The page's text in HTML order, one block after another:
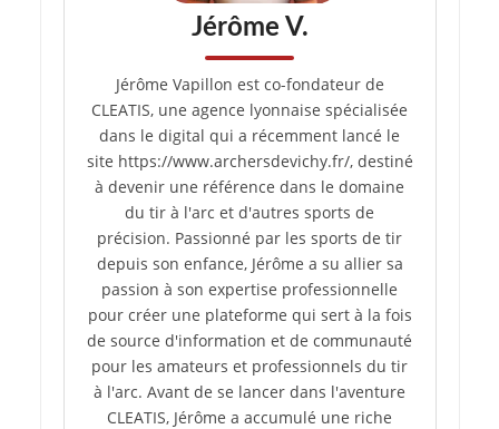
Jérôme V.
Jérôme Vapillon est co-fondateur de
CLEATIS, une agence lyonnaise spécialisée
dans le digital qui a récemment lancé le
site https://www.archersdevichy.fr/, destiné
à devenir une référence dans le domaine
du tir à l'arc et d'autres sports de
précision. Passionné par les sports de tir
depuis son enfance, Jérôme a su allier sa
passion à son expertise professionnelle
pour créer une plateforme qui sert à la fois
de source d'information et de communauté
pour les amateurs et professionnels du tir
à l'arc. Avant de se lancer dans l'aventure
CLEATIS, Jérôme a accumulé une riche